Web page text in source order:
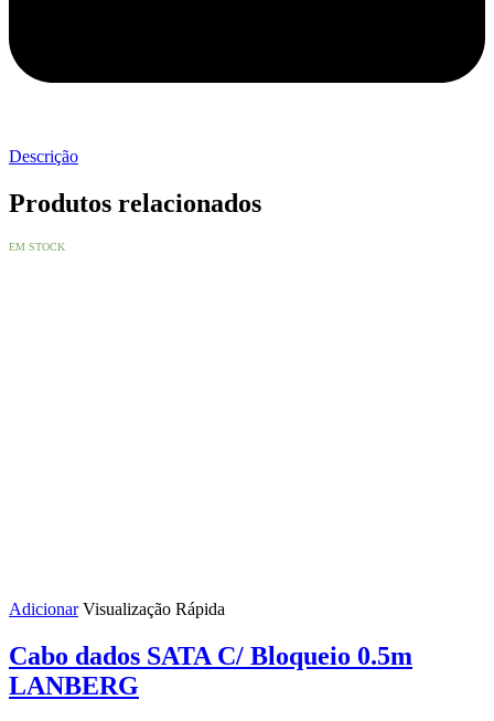
Descrição
Produtos relacionados
EM STOCK
Adicionar Visualização Rápida
Cabo dados SATA C/ Bloqueio 0.5m
LANBERG